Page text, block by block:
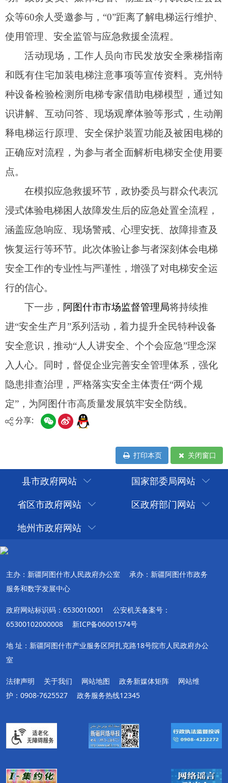
释电梯运行原理、安全保护装置功能及被困电梯的
正确应对流程，为参与者全面解析电梯安全使用要
在模拟应急救援环节，政协委员与群众代表沉
浸式体验电梯困人故障发生后的应急处置全流程，
涵盖应急响应、现场警戒、心理安抚、故障排查及
恢复运行等环节。此次体验让参与者深刻体会电梯
安全工作的专业性与严谨性，增强了对电梯安全运
下一步，阿图什市市场监督管理局将持续推
进“安全生产月”系列活动，着力提升全民特种设备
安全意识，推动“人人讲安全、个个会应急”理念深
入人心。同时，督促企业完善安全管理体系，强化
隐患排查治理，严格落实安全主体责任“两个规
分享:
打印本页 关闭窗口
县市政府网站
国家部委局网站
省区市政府网站
区政府部门网站
地州市政府网站
主办：新疆阿图什市人民政府办公室
承办：新疆阿图什市政务
服务和数字发展中心
政府网站标识码：6530010001
公安机关备案号：
65300102000008
新ICP备06001574号
地 址：新疆阿图什市产业服务区阿扎克路18号院市人民政府办公
室
法律声明 关于我们 网站地图 政务新媒体矩阵
网站维
护：0908-7625527
政务服务热线12345